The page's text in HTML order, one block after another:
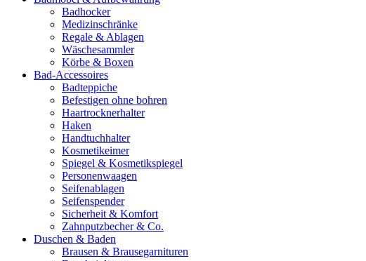
Badhocker
Medizinschränke
Regale & Ablagen
Wäschesammler
Körbe & Boxen
Bad-Accessoires
Badteppiche
Befestigen ohne bohren
Haartrocknerhalter
Haken
Handtuchhalter
Kosmetikeimer
Spiegel & Kosmetikspiegel
Personenwaagen
Seifenablagen
Seifenspender
Sicherheit & Komfort
Zahnputzbecher & Co.
Duschen & Baden
Brausen & Brausegarnituren